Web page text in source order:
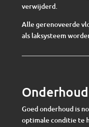
verwijderd.
Alle gerenoveerde
als laksysteem
Onderhoud
Goed onderhoud is
optimale conditie te